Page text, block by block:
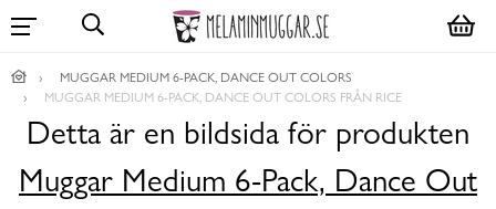
MUGGAR MEDIUM 6-PACK, DANCE OUT COLORS
MUGGAR MEDIUM 6-PACK, DANCE OUT COLORS FRÅN RICE
Detta är en bildsida för produkten
Muggar Medium 6-Pack, Dance Out